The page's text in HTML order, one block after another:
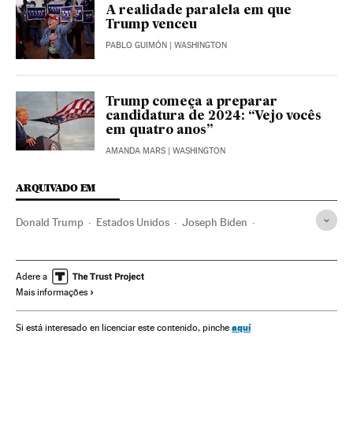
A realidade paralela em que
Trump venceu
PABLO GUIMÓN | WASHINGTON
Trump começa a preparar
candidatura de 2024: “Vejo vocês
em quatro anos”
AMANDA MARS | WASHINGTON
ARQUIVADO EM
Donald Trump Estados Unidos Joseph Biden
América Eleições EUA 2020
Adere a
Mais informações
Si está interesado en licenciar este contenido, pinche aquí